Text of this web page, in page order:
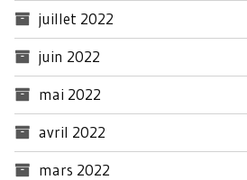
juillet 2022
juin 2022
mai 2022
avril 2022
mars 2022